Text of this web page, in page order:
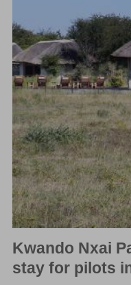
Kwando Nxai
stay for pilots